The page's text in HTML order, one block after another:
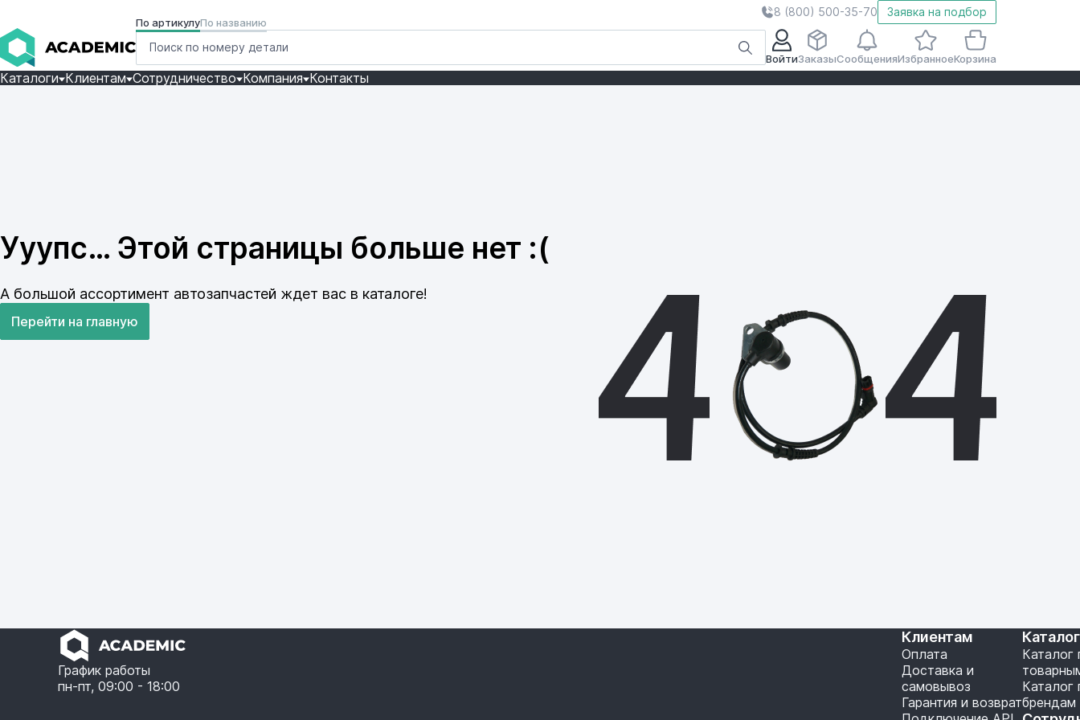
8 (800) 500-35-70 Заявка на подбор
По артикулуПо названию
ВойтиЗаказыСообщенияИзбранноеКорзина
Каталоги Клиентам Сотрудничество Компания Контакты
Ууупс… Этой страницы больше нет :(
А большой ассортимент автозапчастей ждет вас в каталоге!
Перейти на главную
График работы
пн-пт, 09:00 - 18:00
Клиентам
Оплата
Доставка и
самовывоз
Гарантия и возврат
Каталог
Каталог
брендам